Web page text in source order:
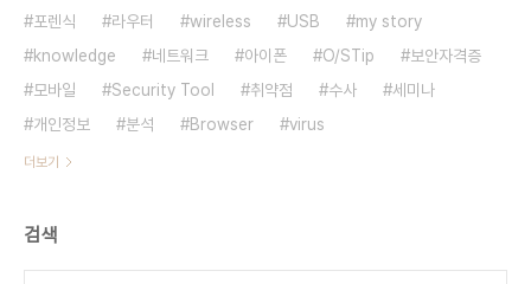
포렌식
라우터 wireless USB
my story
knowledge
네트워크 아이폰 O/STip
보안자격증
모바일
Security Tool 취약점 수사
세미나
개인정보
분석 Browser virus
더보기
검색